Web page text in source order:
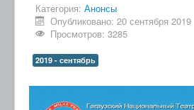
Категория: Анонсы
Опубликовано: 20 сентября 2019
Просмотров: 3285
2019 - сентябрь